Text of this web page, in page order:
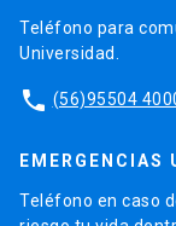
Teléfono para
Universidad.
phone (56)95504
EMERGENCIAS
Teléfono en caso